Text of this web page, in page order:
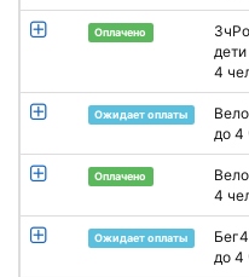
Оплачено
4
Ожидает оплаты
до 4
Оплачено
4
Ожидает оплаты
до 4